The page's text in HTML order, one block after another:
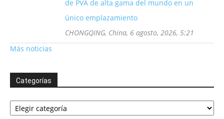
de PVA de alta gama del mundo en un
único emplazamiento
CHONGQING, China, 6 agosto, 2026, 5:21
Más noticias
Categorías
Categorías